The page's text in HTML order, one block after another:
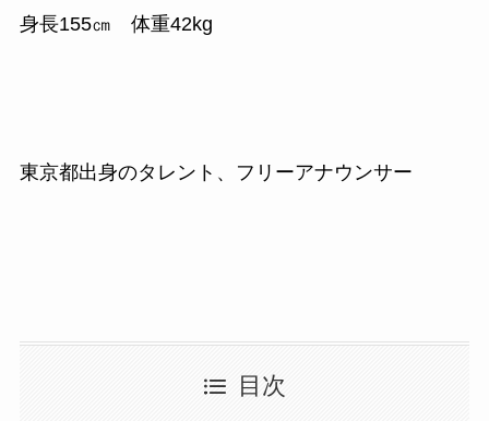
身長155㎝ 体重42kg
東京都出身のタレント、フリーアナウンサー
目次